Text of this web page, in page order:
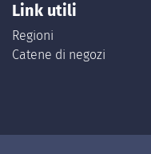
Link utili
Regioni
Catene di negozi